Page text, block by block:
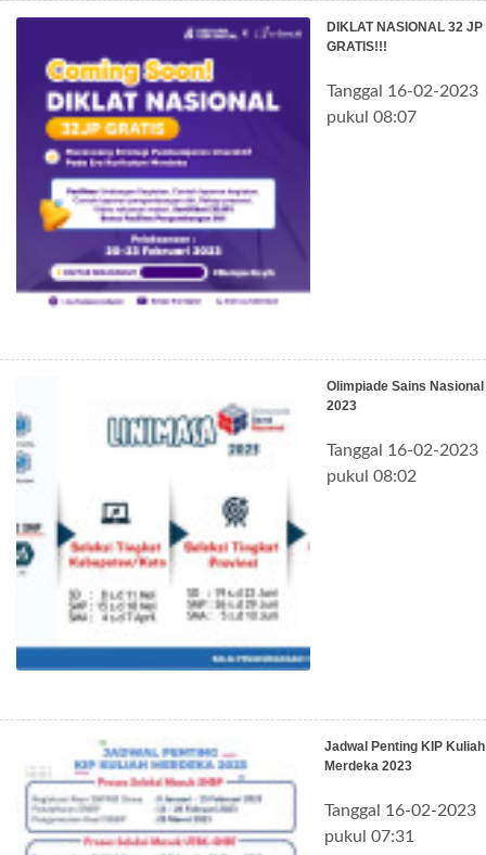
DIKLAT NASIONAL 32 JP
GRATIS!!!
Tanggal 16-02-2023
pukul 08:07
Olimpiade Sains Nasional
2023
Tanggal 16-02-2023
pukul 08:02
Jadwal Penting KIP Kuliah
Merdeka 2023
Tanggal 16-02-2023
pukul 07:31